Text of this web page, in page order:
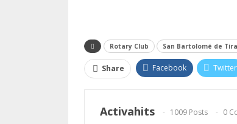
Rotary Club San Bartolomé de
Share Facebook Twitter
Activahits 1009 Posts 0